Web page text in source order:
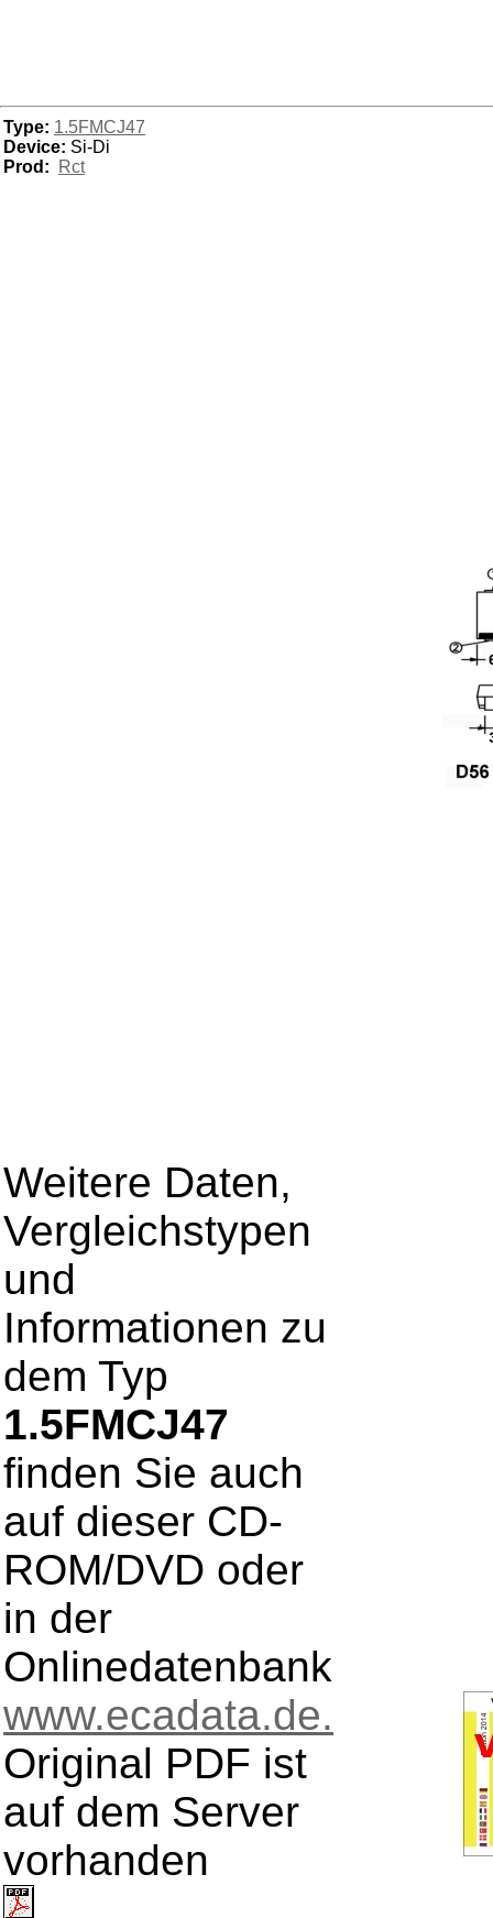
Type: 1.5FMCJ47
Device: Si-Di
Prod:
Rct
Weitere Daten,
Vergleichstypen
und
Informationen zu
dem Typ
1.5FMCJ47
finden Sie auch
auf dieser CD-
ROM/DVD oder
in der
Onlinedatenbank
www.ecadata.de.
Original PDF ist
auf dem Server
vorhanden